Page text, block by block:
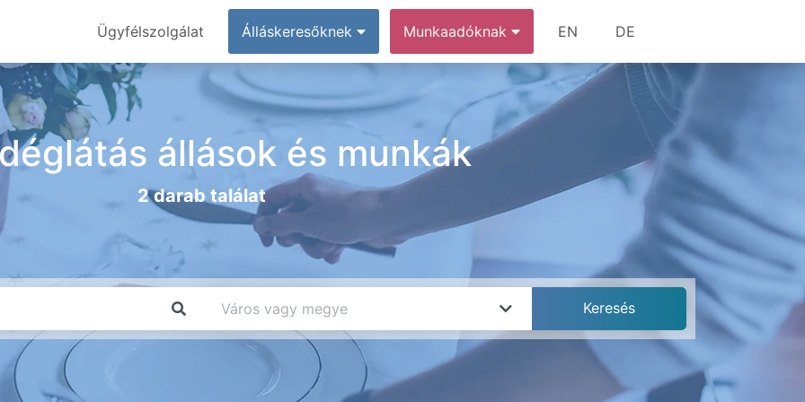
Ügyfélszolgálat Álláskeresőknek Munkaadóknak EN DE
állások és munkák
2 darab találat